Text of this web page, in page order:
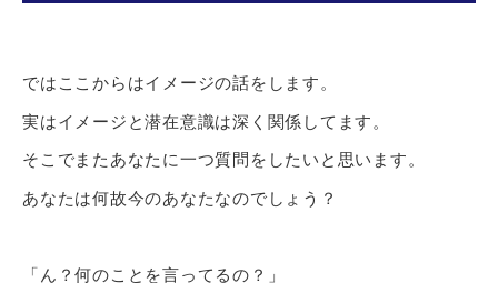
ではここからはイメージの話をします。
実はイメージと潜在意識は深く関係してます。
そこでまたあなたに一つ質問をしたいと思います。
あなたは何故今のあなたなのでしょう？
「ん？何のことを言ってるの？」